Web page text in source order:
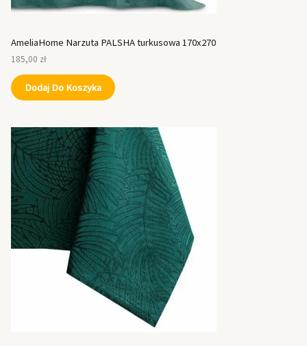
AmeliaHome Narzuta PALSHA turkusowa 170x270
185,00 zł
Dodaj Do Koszyka